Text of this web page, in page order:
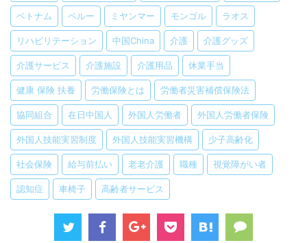
ベトナム ペルー ミヤンマー モンゴル ラオス
リハビリテーション 中国China 介護 介護グッズ
介護サービス 介護施設 介護用品 休業手当
健康 保険 扶養 労働保険とは 労働者災害補償保険法
協同組合 在日中国人 外国人労働者 外国人労働者保険
外国人技能実習制度 外国人技能実習機構 少子高齢化
社会保険 給与前払い 老老介護 職種 視覚障がい者
認知症 車椅子 高齢者サービス